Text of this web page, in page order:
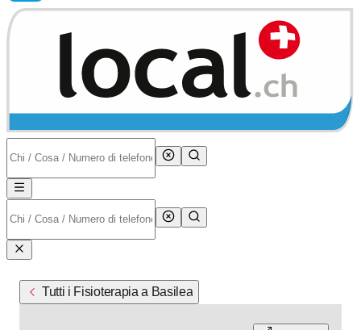
Tutti i Fisioterapia a Basilea